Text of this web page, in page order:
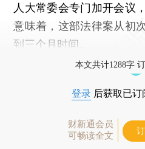
人大常委会专门加开会议
意味着，这部法律案从初
到三个月时间。
本文共计1288字
登录 后获取已
财新通会员
可畅读全文